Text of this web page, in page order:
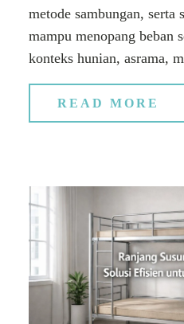
metode sambungan, serta
mampu menopang beban
konteks hunian, asrama,
READ MORE